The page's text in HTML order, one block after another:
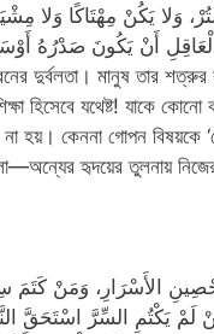
وَلا يَكُنْ مِهْتَاكًا وَلا
أَنْ يَكُونَ صَدْرُهُ
দুর্বলতা। মানুষ তার শত্রুর
হিসেবে যথেষ্ট! যাকে
না হয়। কেননা গোপন
হৃদয়ের তুলনায়
الأَسْرَارِ، وَمَنْ
لَمْ يَكْتُمِ السِّرَّ اسْتَحَقَّ